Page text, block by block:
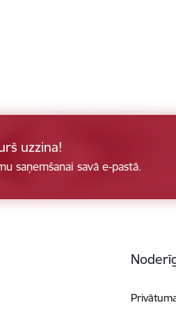
uzzina!
saņemšanai savā e-pastā.